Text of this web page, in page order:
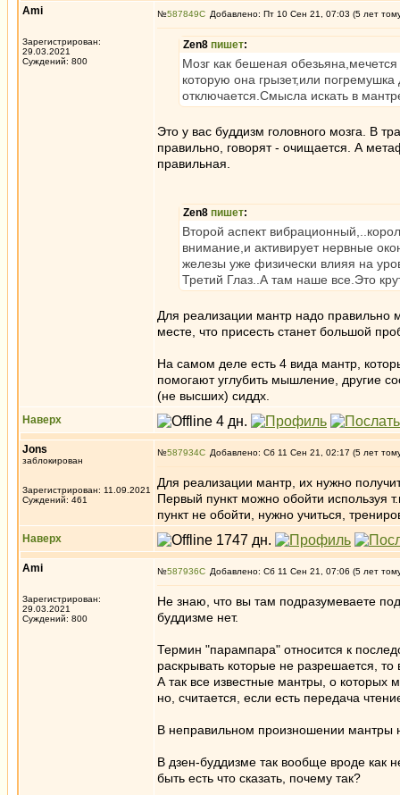
Ami
Зарегистрирован:
29.03.2021
Суждений: 800
№587849 Добавлено: Пт 10 Сен 21, 07:03 (5 лет
Zen8 пишет:
Мозг как бешеная
которую она грызет,или погремушка
отключается.Смысла искать в
Это у вас буддизм головного мозга. В
правильно, говорят - очищается. А
правильная.
Zen8 пишет:
Второй аспект
внимание,и активирует нервные
железы уже физически влияя на
Третий Глаз..А там наше все.Это
Для реализации мантр надо правильно
месте, что присесть станет большой
На самом деле есть 4 вида мантр,
помогают углубить мышление, другие
(не высших) сиддх.
Наверх
Jons
заблокирован
Зарегистрирован: 11.09.2021
Суждений: 461
№587934 Добавлено: Сб 11 Сен 21, 02:17 (5 лет
Для реализации мантр, их нужно
Первый пункт можно обойти используя
пункт не обойти, нужно учиться,
Наверх
Ami
Зарегистрирован:
29.03.2021
Суждений: 800
№587936 Добавлено: Сб 11 Сен 21, 07:06 (5 лет
Не знаю, что вы там подразумеваете
буддизме нет.
Термин "парампара" относится к
раскрывать которые не разрешается,
А так все известные мантры, о которых
но, считается, если есть передача
В неправильном произношении мантры
В дзен-буддизме так вообще вроде как
быть есть что сказать, почему так?